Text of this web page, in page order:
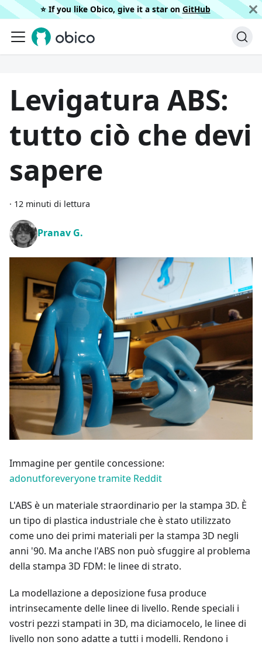
⭐️ If you like Obico, give it a star on GitHub
Levigatura ABS:
tutto ciò che devi
sapere
· 12 minuti di lettura
Pranav G.
Immagine per gentile concessione:
adonutforeveryone tramite Reddit
L'ABS è un materiale straordinario per la stampa 3D. È
un tipo di plastica industriale che è stato utilizzato
come uno dei primi materiali per la stampa 3D negli
anni '90. Ma anche l'ABS non può sfuggire al problema
della stampa 3D FDM: le linee di strato.
La modellazione a deposizione fusa produce
intrinsecamente delle linee di livello. Rende speciali i
vostri pezzi stampati in 3D, ma diciamocelo, le linee di
livello non sono adatte a tutti i modelli. Rendono i